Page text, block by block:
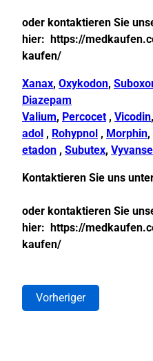
oder kontaktieren Sie
hier:
https://
kaufen/
Xanax, Oxykodon,
Diazepam
Valium, Percocet, Vicodin,
adol , Rohypnol , Morphin,
etadon , Subutex, Vyvanse
Kontaktieren Sie uns
oder kontaktieren Sie
hier:
https://
kaufen/
Vorheriger